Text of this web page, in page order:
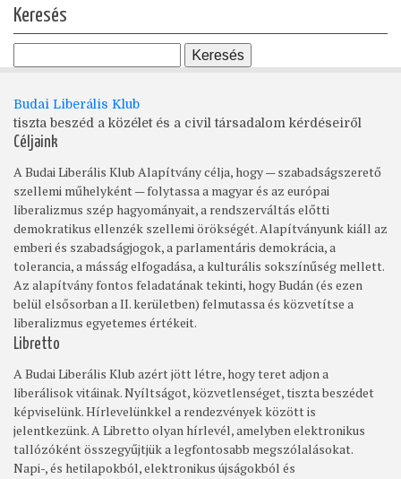
oldal
Keresés
Budai Liberális Klub
tiszta beszéd a közélet és a civil társadalom kérdéseiről
Céljaink
A Budai Liberális Klub Alapítvány célja, hogy — szabadságszerető
szellemi műhelyként — folytassa a magyar és az európai
liberalizmus szép hagyományait, a rendszerváltás előtti
demokratikus ellenzék szellemi örökségét. Alapítványunk kiáll az
emberi és szabadságjogok, a parlamentáris demokrácia, a
tolerancia, a másság elfogadása, a kulturális sokszínűség mellett.
Az alapítvány fontos feladatának tekinti, hogy Budán (és ezen
belül elsősorban a II. kerületben) felmutassa és közvetítse a
liberalizmus egyetemes értékeit.
Libretto
A Budai Liberális Klub azért jött létre, hogy teret adjon a
liberálisok vitáinak. Nyíltságot, közvetlenséget, tiszta beszédet
képviselünk. Hírlevelünkkel a rendezvények között is
jelentkezünk. A Libretto olyan hírlevél, amelyben elektronikus
tallózóként összegyűjtjük a legfontosabb megszólalásokat.
Napi-, és hetilapokból, elektronikus újságokból és